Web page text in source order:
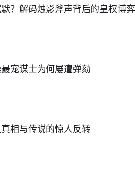
？解码烛影斧声背后的皇权博弈
宠谋士为何屡遭弹劾
相与传说的惊人反转